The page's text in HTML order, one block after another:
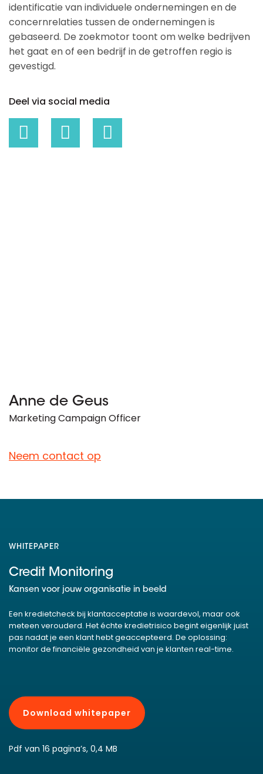
identificatie van individuele ondernemingen en de
concernrelaties tussen de ondernemingen is
gebaseerd. De zoekmotor toont om welke bedrijven
het gaat en of een bedrijf in de getroffen regio is
gevestigd.
Deel via social media
Anne de Geus
Marketing Campaign Officer
Neem contact op
WHITEPAPER
Credit Monitoring
Kansen voor jouw organisatie in beeld
Een kredietcheck bij klantacceptatie is waardevol, maar ook
meteen verouderd. Het échte kredietrisico begint eigenlijk juist
pas nadat je een klant hebt geaccepteerd. De oplossing:
monitor de financiële gezondheid van je klanten real-time.
Download whitepaper
Pdf van 16 pagina’s, 0,4 MB